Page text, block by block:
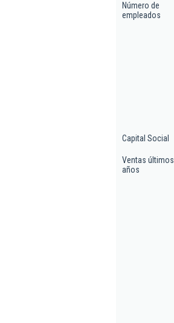
Número de
empleados
Capital Social
Ventas últimos
años